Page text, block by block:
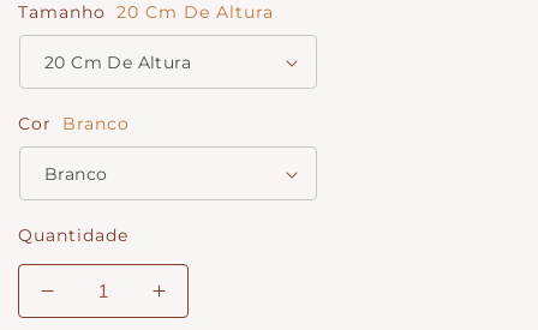
Tamanho 20 Cm De Altura
Cor Branco
Quantidade
Diminuir
Aumentar